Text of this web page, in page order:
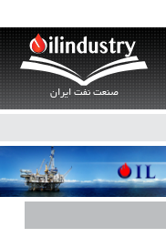
صنعت نفت ایران